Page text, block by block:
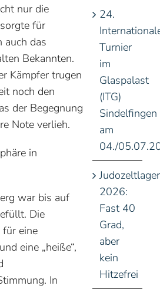
nur die
für
auch das
Bekannten.
Kämpfer trugen
noch den
der Begegnung
Note verlieh.
in
war bis auf
Die
für eine
eine „heiße“,
In
24.
Turnier
im
Glaspalast
(ITG)
Sindelfingen
am
04./
Judozeltlager
2026:
Fast 40
Grad,
aber
kein
Hitzefrei